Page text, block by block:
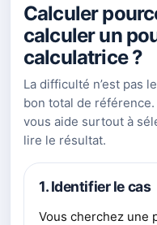
Calculer
calculer un
calculatrice ?
La difficulté n’est pas
bon total de
vous aide surtout à
lire le résultat.
1. Identifier le cas
Vous cherchez une